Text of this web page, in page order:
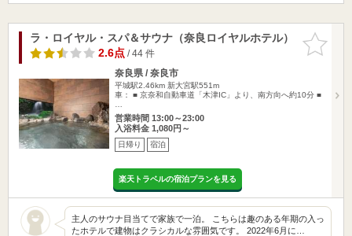
お気に入
りに追加
ラ・ロイヤル・スパ＆サウナ（奈良ロイヤルホテル）
2.6点/ 44 件
奈良県 / 奈良市
平城駅2.46km 新大宮駅551m
車： ■ 京奈和自動車道「木津IC」より、南方向へ約10分 ■
営業時間 13:00～23:00
入浴料金 1,080円～
日帰り 宿泊
楽天トラベルの宿泊プランを見る
主人のサウナ目当てで家族で一泊。 こちらは趣のある年期の入っ
たホテルで建物はクラシカルな雰囲気です。 2022年6月に…